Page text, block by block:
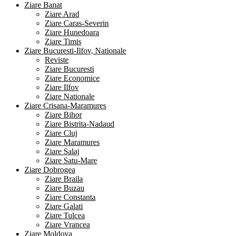
Ziare Banat
Ziare Arad
Ziare Caras-Severin
Ziare Hunedoara
Ziare Timis
Ziare Bucuresti-Ilfov, Nationale
Reviste
Ziare Bucuresti
Ziare Economice
Ziare Ilfov
Ziare Nationale
Ziare Crisana-Maramures
Ziare Bihor
Ziare Bistrita-Nadaud
Ziare Cluj
Ziare Maramures
Ziare Salaj
Ziare Satu-Mare
Ziare Dobrogea
Ziare Braila
Ziare Buzau
Ziare Constanta
Ziare Galati
Ziare Tulcea
Ziare Vrancea
Ziare Moldova